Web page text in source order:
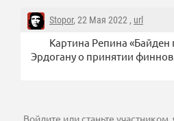
Stopor, 22 Мая 2022 , url
Картина Репина
Эрдогану о принятии
Войдите илистаньте участником,